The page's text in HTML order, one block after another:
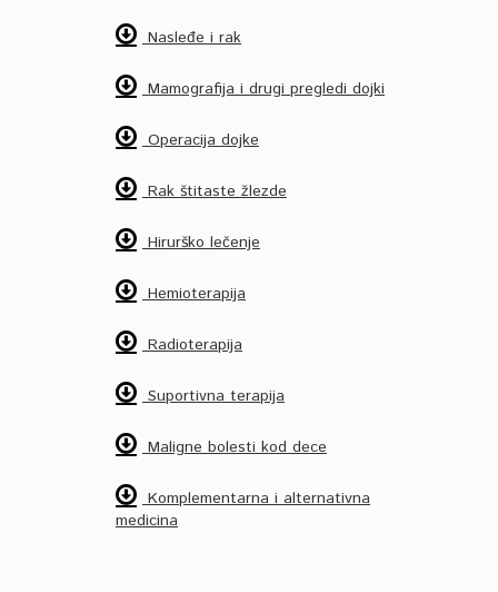
Nasleđe i rak
Mamografija i drugi pregledi dojki
Operacija dojke
Rak štitaste žlezde
Hirurško lečenje
Hemioterapija
Radioterapija
Suportivna terapija
Maligne bolesti kod dece
Komplementarna i alternativna
medicina